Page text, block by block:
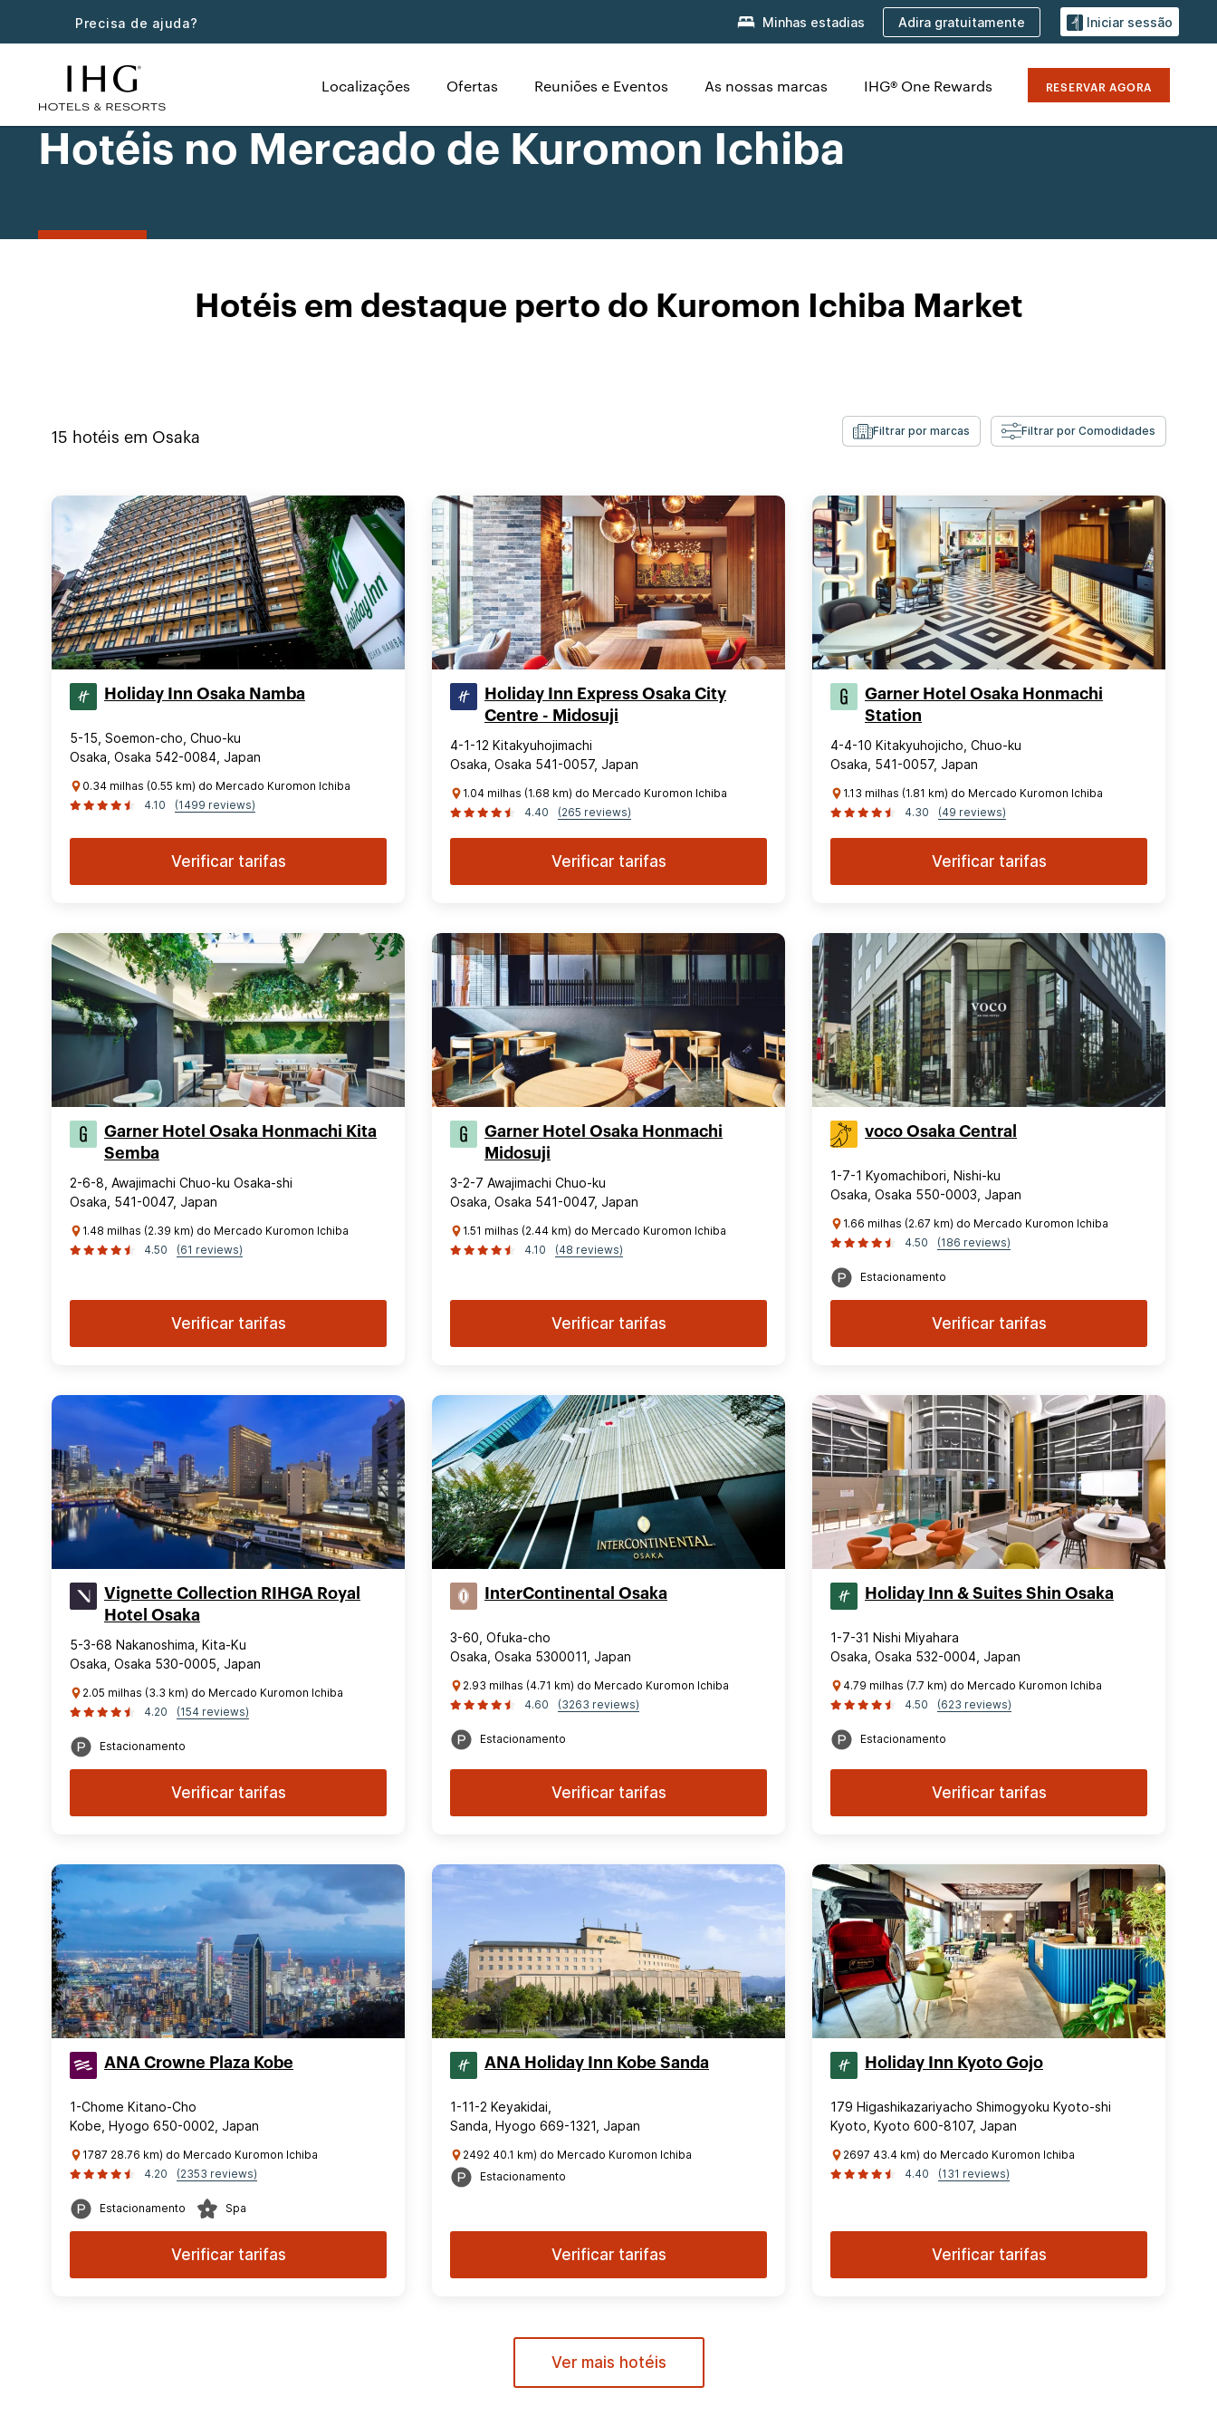
Precisa de ajuda? Minhas estadias Adira gratuitamente Iniciar sessão
Localizações Ofertas Reuniões e Eventos As nossas marcas IHG® One Rewards RESERVAR AGORA
Hotéis no Mercado de Kuromon Ichiba
Hotéis em destaque perto do Kuromon Ichiba Market
15 hotéis em Osaka Filtrar por marcas Filtrar por Comodidades
Holiday Inn Osaka Namba
5-15, Soemon-cho, Chuo-ku
Osaka, Osaka 542-0084, Japan
0.34 milhas (0.55 km) do Mercado Kuromon Ichiba
4.10
(1499 reviews)
Verificar tarifas
Holiday Inn Express Osaka City
Centre - Midosuji
4-1-12 Kitakyuhojimachi
Osaka, Osaka 541-0057, Japan
1.04 milhas (1.68 km) do Mercado Kuromon Ichiba
4.40
(265 reviews)
Verificar tarifas
Garner Hotel Osaka Honmachi
Station
4-4-10 Kitakyuhojicho, Chuo-ku
Osaka, 541-0057, Japan
1.13 milhas (1.81 km) do Mercado Kuromon Ichiba
4.30
(49 reviews)
Verificar tarifas
Garner Hotel Osaka Honmachi Kita
Semba
2-6-8, Awajimachi Chuo-ku Osaka-shi
Osaka, 541-0047, Japan
1.48 milhas (2.39 km) do Mercado Kuromon Ichiba
4.50
(61 reviews)
Verificar tarifas
Garner Hotel Osaka Honmachi
Midosuji
3-2-7 Awajimachi Chuo-ku
Osaka, Osaka 541-0047, Japan
1.51 milhas (2.44 km) do Mercado Kuromon Ichiba
4.10
(48 reviews)
Verificar tarifas
voco Osaka Central
1-7-1 Kyomachibori, Nishi-ku
Osaka, Osaka 550-0003, Japan
1.66 milhas (2.67 km) do Mercado Kuromon Ichiba
4.50
(186 reviews)
Estacionamento
Verificar tarifas
Vignette Collection RIHGA Royal
Hotel Osaka
5-3-68 Nakanoshima, Kita-Ku
Osaka, Osaka 530-0005, Japan
2.05 milhas (3.3 km) do Mercado Kuromon Ichiba
4.20
(154 reviews)
Estacionamento
Verificar tarifas
InterContinental Osaka
3-60, Ofuka-cho
Osaka, Osaka 5300011, Japan
2.93 milhas (4.71 km) do Mercado Kuromon Ichiba
4.60
(3263 reviews)
Estacionamento
Verificar tarifas
Holiday Inn & Suites Shin Osaka
1-7-31 Nishi Miyahara
Osaka, Osaka 532-0004, Japan
4.79 milhas (7.7 km) do Mercado Kuromon Ichiba
4.50
(623 reviews)
Estacionamento
Verificar tarifas
ANA Crowne Plaza Kobe
1-Chome Kitano-Cho
Kobe, Hyogo 650-0002, Japan
1787 28.76 km) do Mercado Kuromon Ichiba
4.20
(2353 reviews)
Estacionamento Spa
Verificar tarifas
ANA Holiday Inn Kobe Sanda
1-11-2 Keyakidai,
Sanda, Hyogo 669-1321, Japan
2492 40.1 km) do Mercado Kuromon Ichiba
Estacionamento
Verificar tarifas
Holiday Inn Kyoto Gojo
179 Higashikazariyacho Shimogyoku Kyoto-shi
Kyoto, Kyoto 600-8107, Japan
2697 43.4 km) do Mercado Kuromon Ichiba
4.40
(131 reviews)
Verificar tarifas
Ver mais hotéis